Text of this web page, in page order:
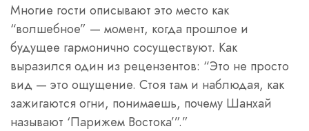
Многие гости описывают это место как
“волшебное” — момент, когда прошлое и
будущее гармонично сосуществуют. Как
выразился один из рецензентов: “Это не просто
вид — это ощущение. Стоя там и наблюдая, как
зажигаются огни, понимаешь, почему Шанхай
называют ‘Парижем Востока’”.”